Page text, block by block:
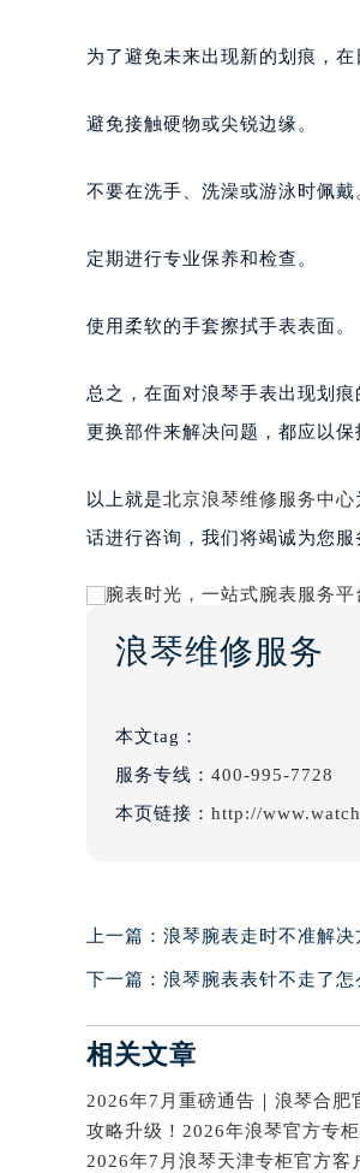
为了避免未来出现新的划痕，
避免接触硬物或尖锐边缘。
不要在洗手、洗澡或游泳时佩戴
定期进行专业保养和检查。
使用柔软的手套擦拭手表表面。
总之，在面对浪琴手表出现划
更换部件来解决问题，都应以保
以上就是北京浪琴维修服务中心
话进行咨询，我们将竭诚为您服
浪琴维修服务
本文tag：
服务专线： 400-995-7728
本页链接： http://
上一篇： 浪琴腕表走时不准解决
下一篇： 浪琴腕表表针不走了怎
相关文章